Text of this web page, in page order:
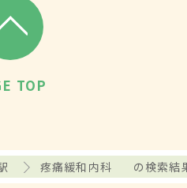
TOP
疼痛緩和内科 の検索結